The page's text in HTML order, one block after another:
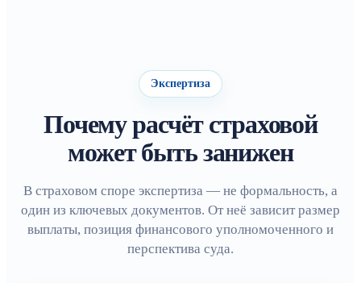
Экспертиза
Почему расчёт страховой
может быть занижен
В страховом споре экспертиза — не формальность, а
один из ключевых документов. От неё зависит размер
выплаты, позиция финансового уполномоченного и
перспектива суда.